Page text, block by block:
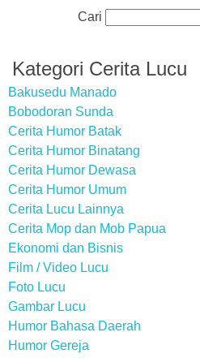
Cari
Kategori Cerita Lucu
Bakusedu Manado
Bobodoran Sunda
Cerita Humor Batak
Cerita Humor Binatang
Cerita Humor Dewasa
Cerita Humor Umum
Cerita Lucu Lainnya
Cerita Mop dan Mob Papua
Ekonomi dan Bisnis
Film / Video Lucu
Foto Lucu
Gambar Lucu
Humor Bahasa Daerah
Humor Gereja